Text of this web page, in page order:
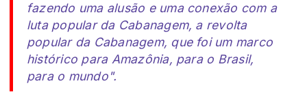
fazendo uma alusão e uma conexão com a
luta popular da Cabanagem, a revolta
popular da Cabanagem, que foi um marco
histórico para Amazônia, para o Brasil,
para o mundo".